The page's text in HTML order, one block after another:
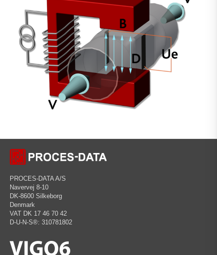
PROCES-DATA A/S
Navervej 8-10
DK-8600 Silkeborg
Denmark
VAT DK 17 46 70 42
D-U-N-S®: 310781802